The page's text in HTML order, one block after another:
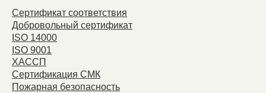
Сертификат соответствия
Добровольный сертификат
ISO 14000
ISO 9001
ХАССП
Сертификация СМК
Пожарная безопасность